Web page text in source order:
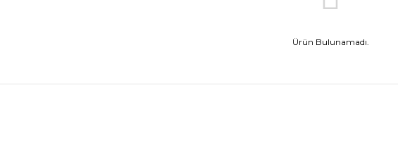
Ürün Bulunamadı.